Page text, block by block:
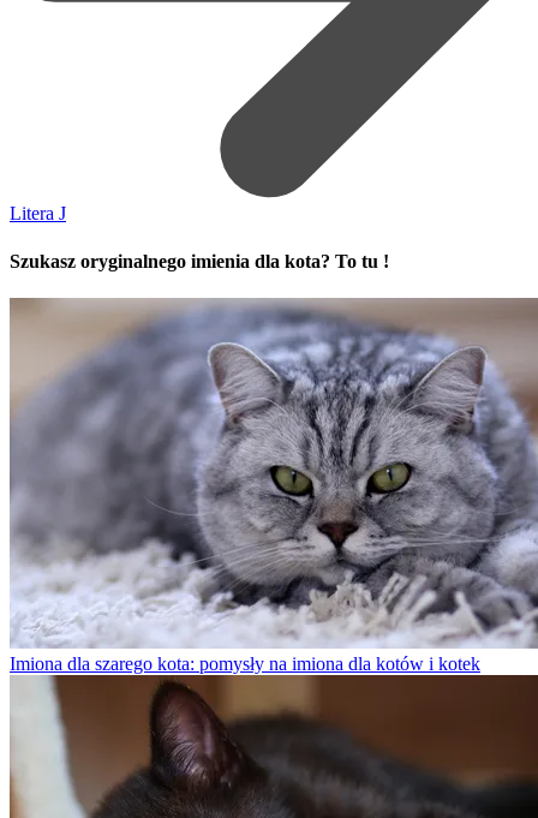
Litera J
Szukasz oryginalnego imienia dla kota? To tu !
Imiona dla szarego kota: pomysły na imiona dla kotów i kotek